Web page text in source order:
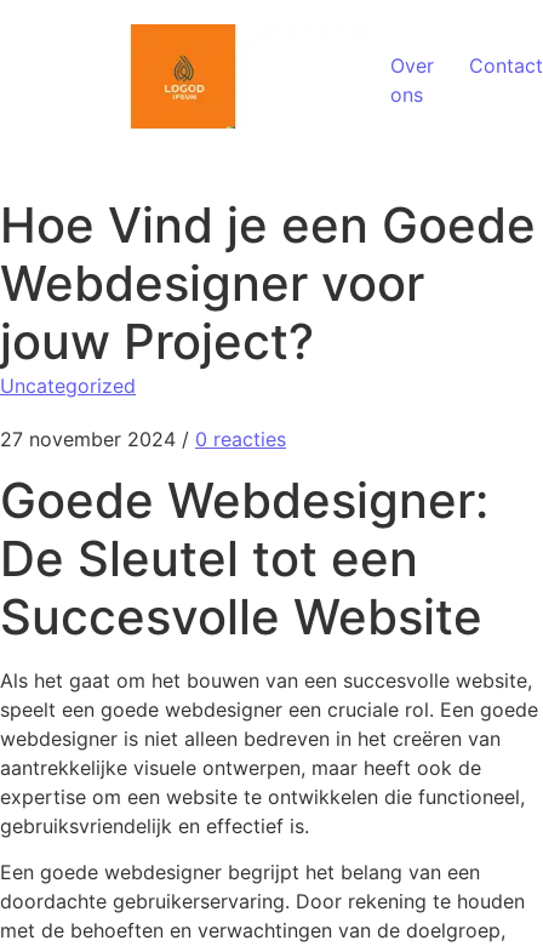
Over
ons
Contact
Hoe Vind je een Goede
Webdesigner voor
jouw Project?
Uncategorized
27 november 2024 / 0 reacties
Goede Webdesigner:
De Sleutel tot een
Succesvolle Website
Als het gaat om het bouwen van een succesvolle website,
speelt een goede webdesigner een cruciale rol. Een goede
webdesigner is niet alleen bedreven in het creëren van
aantrekkelijke visuele ontwerpen, maar heeft ook de
expertise om een website te ontwikkelen die functioneel,
gebruiksvriendelijk en effectief is.
Een goede webdesigner begrijpt het belang van een
doordachte gebruikerservaring. Door rekening te houden
met de behoeften en verwachtingen van de doelgroep,